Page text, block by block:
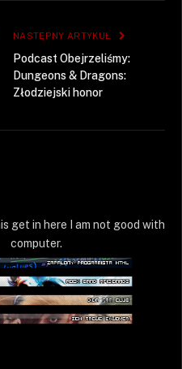
NASTĘPNY ARTYKUŁ
Podcast Obejrzeliśmy:
Dungeons & Dragons:
Złodziejski honor
get in here I am not good with
computer.